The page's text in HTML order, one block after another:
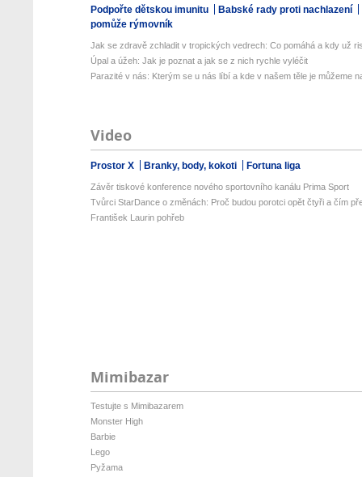
Podpořte dětskou imunitu
Babské rady proti nachlazení
pomůže rýmovník
Jak se zdravě zchladit v tropických vedrech: Co pomáhá a kdy už
Úpal a úžeh: Jak je poznat a jak se z nich rychle vyléčit
Parazité v nás: Kterým se u nás líbí a kde v našem těle je můžeme
Video
Prostor X Branky, body, kokoti Fortuna liga
Závěr tiskové konference nového sportovního kanálu Prima Sport
Tvůrci StarDance o změnách: Proč budou porotci opět čtyři a čím
František Laurin pohřeb
Mimibazar
Testujte s Mimibazarem
Monster High
Barbie
Lego
Pyžama